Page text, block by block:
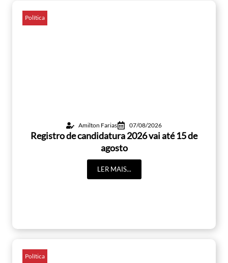
Política
Amilton Farias 07/08/2026
Registro de candidatura 2026 vai até 15 de
agosto
LER MAIS...
Política